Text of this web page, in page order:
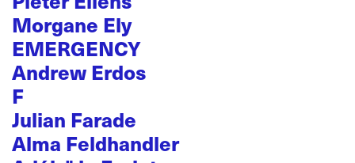
Morgane Ely
EMERGENCY
Andrew Erdos
F
Julian Farade
Alma Feldhandler